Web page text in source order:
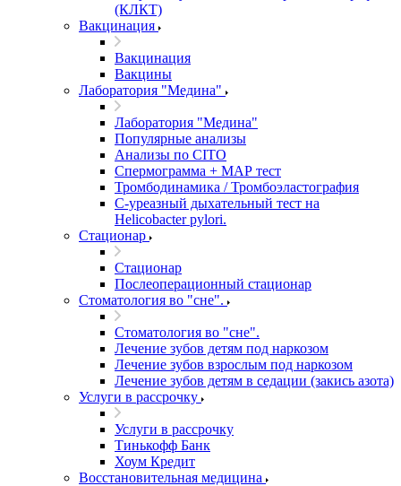
(КЛКТ)
Вакцинация
Вакцинация
Вакцины
Лаборатория "Медина"
Лаборатория "Медина"
Популярные анализы
Анализы по CITO
Спермограмма + МАР тест
Тромбодинамика / Тромбоэластография
С-уреазный дыхательный тест на
Helicobacter pylori.
Стационар
Стационар
Послеоперационный стационар
Стоматология во "сне".
Стоматология во "сне".
Лечение зубов детям под наркозом
Лечение зубов взрослым под наркозом
Лечение зубов детям в седации (закись азота)
Услуги в рассрочку
Услуги в рассрочку
Тинькофф Банк
Хоум Кредит
Восстановительная медицина